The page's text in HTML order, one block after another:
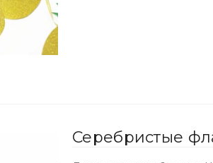
Серебристые